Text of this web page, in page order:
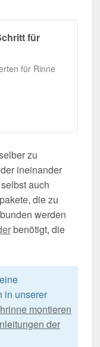
für
für Rinne
zu
ineinander
auch
die zu
werden
benötigt, die
in unserer
montieren
der